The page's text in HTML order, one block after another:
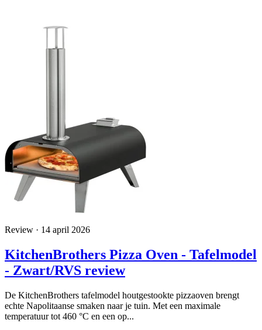
Review · 14 april 2026
KitchenBrothers Pizza Oven - Tafelmodel
- Zwart/RVS review
De KitchenBrothers tafelmodel houtgestookte pizzaoven brengt
echte Napolitaanse smaken naar je tuin. Met een maximale
temperatuur tot 460 °C en een op...